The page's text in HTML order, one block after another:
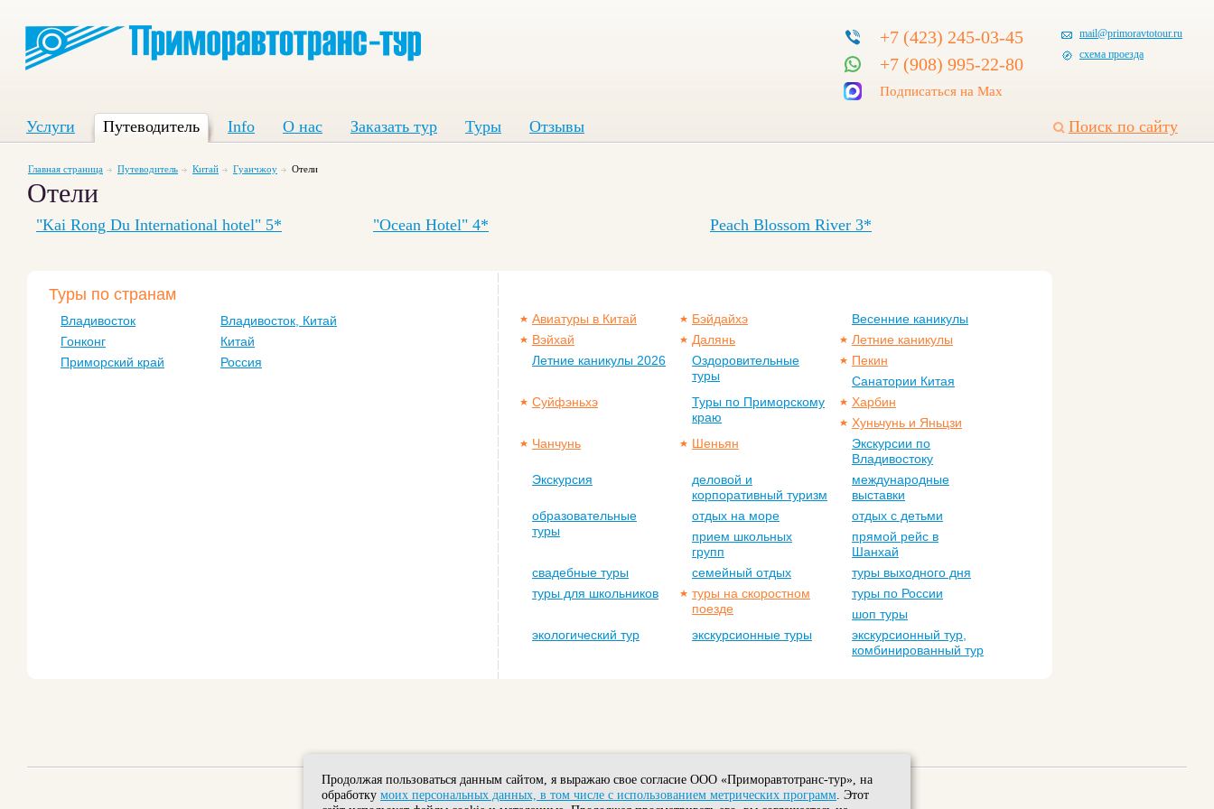
+7 (423) 245-03-45
+7 (908) 995-22-80
Подписаться на Max
mail@primoravtotour.ru
схема проезда
Поиск по сайту
Услуги Путеводитель Info О нас Заказать тур Туры Отзывы
Главная страница Путеводитель Китай Гуанчжоу Отели
Отели
"Kai Rong Du International hotel" 5* "Ocean Hotel" 4* Peach Blossom River 3*
Туры по странам
Владивосток
Владивосток, Китай
Гонконг
Китай
Приморский край
Россия
Авиатуры в Китай Бэйдайхэ
Весенние каникулы
Вэйхай
Далянь
Летние каникулы
Летние каникулы 2026
Оздоровительные
туры
Пекин
Санатории Китая
Суйфэньхэ
Туры по Приморскому
краю
Харбин
Хуньчунь и Яньцзи
Чанчунь
Шеньян
Экскурсии по
Владивостоку
Экскурсия
деловой и
корпоративный туризм
международные
выставки
образовательные
туры
отдых на море
отдых с детьми
прием школьных
групп
прямой рейс в
Шанхай
свадебные туры
семейный отдых
туры выходного дня
туры для школьников
туры на скоростном
поезде
туры по России
шоп туры
экологический тур
экскурсионные туры
экскурсионный тур,
комбинированный тур
Продолжая пользоваться данным сайтом, я выражаю свое согласие ООО «Приморавтотранс-тур», на
обработку моих персональных данных, в том числе с использованием метрических программ . Этот